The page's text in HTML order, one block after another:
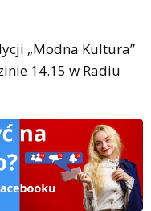
„Modna Kultura”
14.15 w Radiu